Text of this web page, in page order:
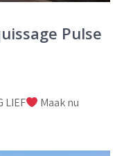
Pulse
LIEF
Maak nu